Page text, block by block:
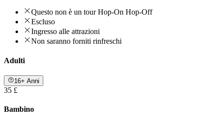
Questo non è un tour Hop-On Hop-Off
Escluso
Ingresso alle attrazioni
Non saranno forniti rinfreschi
Adulti
16+ Anni
35 £
Bambino